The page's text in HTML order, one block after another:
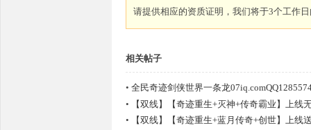
请提供相应的资质证明，我们将于3个工作
相关帖子
• 全民奇迹剑侠世界一条龙
•
【双线】【奇迹重生+灭神+传奇霸业】上线
•
【双线】【奇迹重生+蓝月传奇+创世】上线